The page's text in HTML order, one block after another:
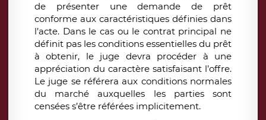
de présenter une demande de prêt
conforme aux caractéristiques définies dans
l’acte. Dans le cas ou le contrat principal ne
définit pas les conditions essentielles du prêt
à obtenir, le juge devra procéder à une
appréciation du caractère satisfaisant l’offre.
Le juge se référera aux conditions normales
du marché auxquelles les parties sont
censées s’être référées implicitement.